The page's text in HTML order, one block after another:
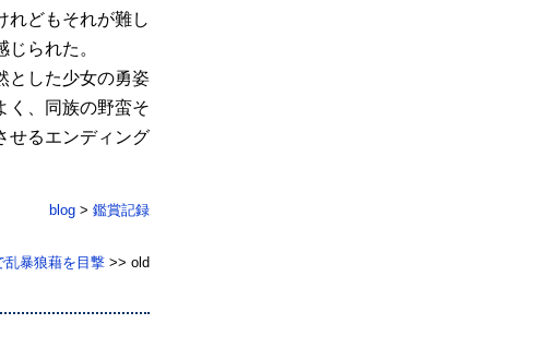
れどもそれが難し
られた。
とした少女の勇姿
く、同族の野蛮そ
せるエンディング
blog > 鑑賞記録
乱暴狼藉を目撃 >> old